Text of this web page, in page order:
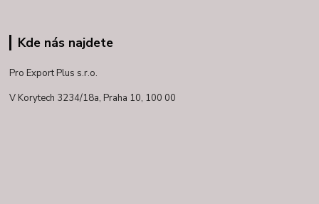
Kde nás najdete
Pro Export Plus s.r.o.
V Korytech 3234/18a, Praha 10, 100 00